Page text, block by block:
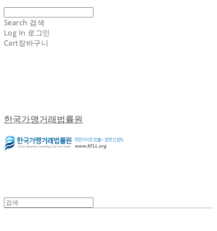
Search 검색
Log In 로그인
Cart장바구니
한국가맹거래법률원